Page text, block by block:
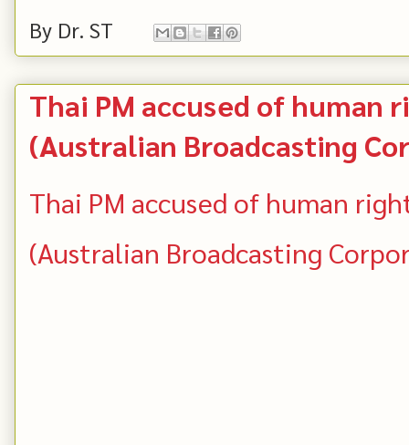
By Dr. ST
Thai PM accused of human
(Australian Broadcasting
Thai PM accused of human
(Australian Broadcasting